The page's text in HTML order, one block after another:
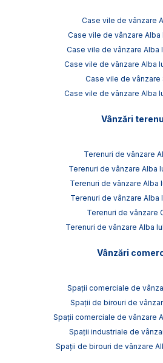
Case vile de vânzare
Case vile de vânzare Alba
Case vile de vânzare Alba
Case vile de vânzare Alba
Case vile de vânzare
Case vile de vânzare Alba
Vânzări
Terenuri de vânzare
Terenuri de vânzare Alba
Terenuri de vânzare Alba
Terenuri de vânzare Alba
Terenuri de vânzare
Terenuri de vânzare Alba
Vânzări
Spații comerciale de
Spații de birouri de
Spații comerciale de vânzare
Spații industriale de
Spații de birouri de vânzare